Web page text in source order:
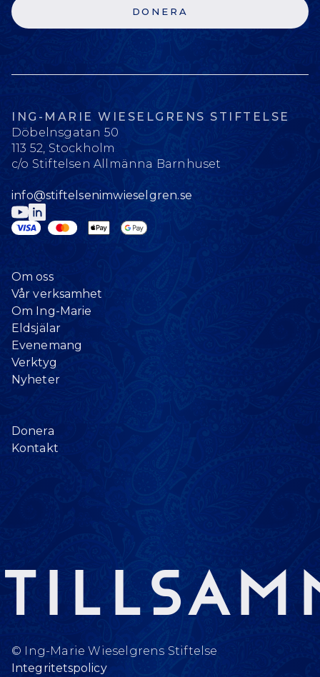
DONERA
ING-MARIE WIESELGRENS STIFTELSE
Döbelnsgatan 50
113 52, Stockholm
c/o Stiftelsen Allmänna Barnhuset
info@stiftelsenimwieselgren.se
Om oss
Vår verksamhet
Om Ing-Marie
Eldsjälar
Evenemang
Verktyg
Nyheter
Donera
Kontakt
© Ing-Marie Wieselgrens Stiftelse
Integritetspolicy